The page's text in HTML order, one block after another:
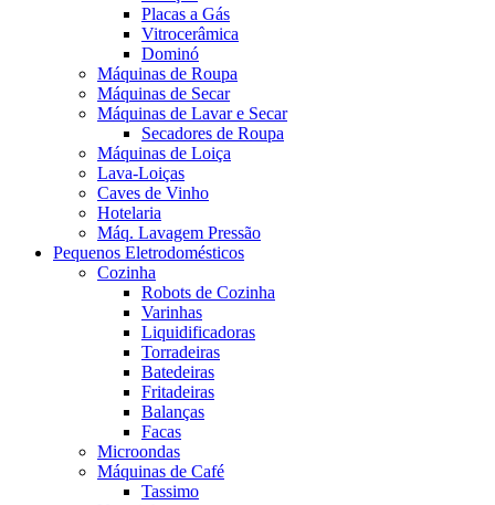
Placas a Gás
Vitrocerâmica
Dominó
Máquinas de Roupa
Máquinas de Secar
Máquinas de Lavar e Secar
Secadores de Roupa
Máquinas de Loiça
Lava-Loiças
Caves de Vinho
Hotelaria
Máq. Lavagem Pressão
Pequenos Eletrodomésticos
Cozinha
Robots de Cozinha
Varinhas
Liquidificadoras
Torradeiras
Batedeiras
Fritadeiras
Balanças
Facas
Microondas
Máquinas de Café
Tassimo